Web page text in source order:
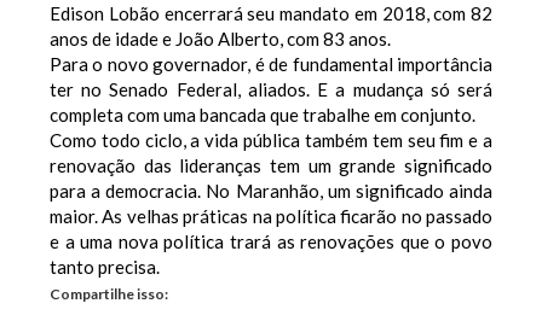
Edison Lobão encerrará seu mandato em 2018, com 82
anos de idade e João Alberto, com 83 anos.
Para o novo governador, é de fundamental importância
ter no Senado Federal, aliados. E a mudança só será
completa com uma bancada que trabalhe em conjunto.
Como todo ciclo, a vida pública também tem seu fim e a
renovação das lideranças tem um grande significado
para a democracia. No Maranhão, um significado ainda
maior. As velhas práticas na política ficarão no passado
e a uma nova política trará as renovações que o povo
tanto precisa.
Compartilhe isso: